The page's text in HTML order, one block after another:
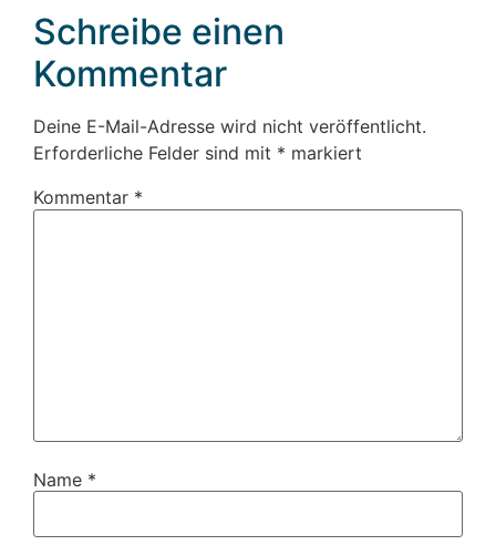
Schreibe einen
Kommentar
Deine E-Mail-Adresse wird nicht veröffentlicht.
Erforderliche Felder sind mit * markiert
Kommentar *
Name *